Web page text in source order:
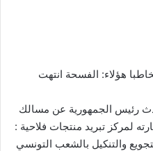
هؤلاء: الفسحة انتهت
رئيس الجمهورية عن مسالك
لمركز تبريد منتجات فلاحية :
والتنكيل بالشعب التونسي